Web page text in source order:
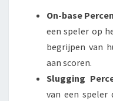
On-base
een speler op
begrijpen van
aan scoren.
Slugging
van een